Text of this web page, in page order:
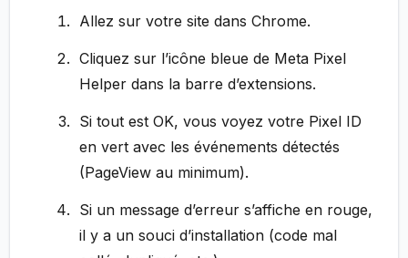
Allez sur votre site dans Chrome.
Cliquez sur l’icône bleue de Meta Pixel
Helper dans la barre d’extensions.
Si tout est OK, vous voyez votre Pixel ID
en vert avec les événements détectés
(PageView au minimum).
Si un message d’erreur s’affiche en rouge,
il y a un souci d’installation (code mal